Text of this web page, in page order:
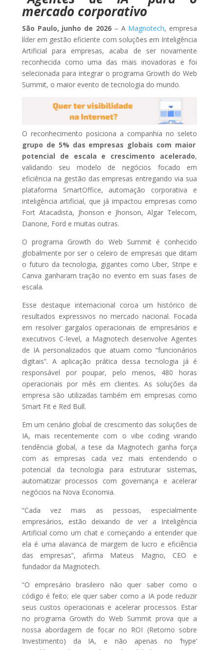
mercado corporativo
São Paulo, junho de 2026 – A Magnotech, empresa
líder em gestão eficiente com soluções em Inteligência
Artificial para empresas, acaba de ser novamente
reconhecida como uma das mais inovadoras e foi
selecionada para integrar o programa Growth do Web
Summit, o maior evento de tecnologia do mundo.
O reconhecimento posiciona a companhia no seleto
grupo de 5% das empresas globais com maior
potencial de escala e crescimento acelerado,
validando seu modelo de negócios focado em
eficiência na gestão das empresas entregando via sua
plataforma SmartOffice, automação corporativa e
inteligência artificial, que já impactou empresas como
Fort Atacadista, Jhonson e Jhonson, Algar Telecom,
Danone, Ford e muitas outras.
O programa Growth do Web Summit é conhecido
globalmente por ser o celeiro de empresas que ditam
o futuro da tecnologia, gigantes como Uber, Stripe e
Canva ganharam tração no evento em suas fases de
escala.
Esse destaque internacional coroa um histórico de
resultados expressivos no mercado nacional. Focada
em resolver gargalos operacionais de empresários e
executivos C-level, a Magnotech desenvolve Agentes
de IA personalizados que atuam como “funcionários
digitais”. A aplicação prática dessa tecnologia já é
responsável por poupar, pelo menos, 480 horas
operacionais por mês em clientes. As soluções da
empresa são utilizadas também em empresas como
Smart Fit e Red Bull.
Em um cenário global de crescimento das soluções de
IA, mais recentemente com o vibe coding virando
tendência global, a tese da Magnotech ganha força
com as empresas cada vez mais entendendo o
potencial da tecnologia para estruturar sistemas,
automatizar processos com governança e acelerar
negócios na Nova Economia.
“Cada vez mais as pessoas, especialmente
empresários, estão deixando de ver a Inteligência
Artificial como um chat e começando a entender que
ela é uma alavanca de margem de lucro e eficiência
das empresas”, afirma Mateus Magno, CEO e
fundador da Magnotech.
“O empresário brasileiro não quer saber como o
código é feito; ele quer saber como a IA pode reduzir
seus custos operacionais e acelerar processos. Estar
no programa Growth do Web Summit prova que a
nossa abordagem de focar no ROI (Retorno sobre
Investimento) da IA, e não apenas no ‘hype’